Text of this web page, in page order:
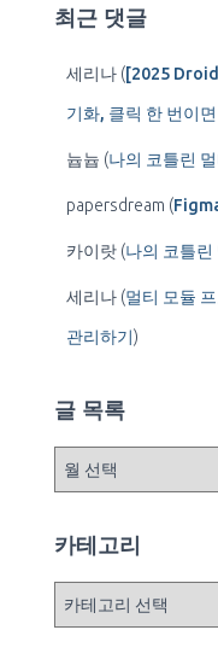
최근 댓글
세리나 ([2025
기화, 클릭 한 번이
늅늅 (나의 코틀린
papersdream (
카이랏 (나의 코틀린
세리나 (멀티 모듈
관리하기)
글 목록
카테고리